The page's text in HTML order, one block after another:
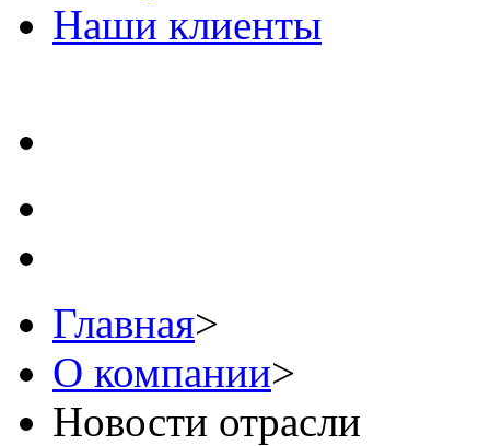
Наши клиенты
Главная>
О компании>
Новости отрасли